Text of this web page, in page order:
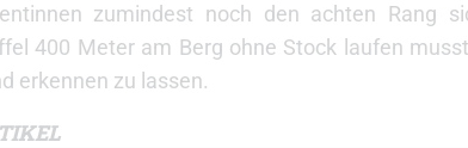
zumindest noch den achten Rang
400 Meter am Berg ohne Stock laufen
erkennen zu lassen.